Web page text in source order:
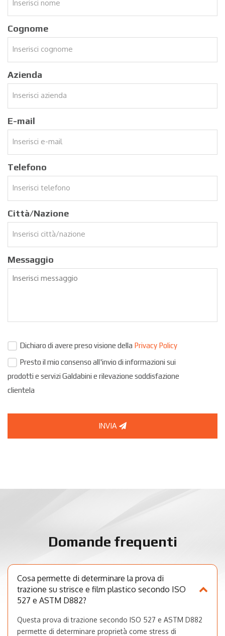
Cognome
Azienda
E-mail
Telefono
Città/Nazione
Messaggio
Dichiaro di avere preso visione della Privacy Policy
Presto il mio consenso all'invio di informazioni sui
prodotti e servizi Galdabini e rilevazione soddisfazione
clientela
INVIA
Domande frequenti
Cosa permette di determinare la prova di
trazione su strisce e film plastico secondo ISO
527 e ASTM D882?
Questa prova di trazione secondo ISO 527 e ASTM D882
permette di determinare proprietà come stress di